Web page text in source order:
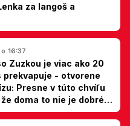
za langoš a
16:37
Zuzkou je viac ako 20
prekvapuje - otvorene
Presne v túto chvíľu
doma to nie je dobré,
Ondrík